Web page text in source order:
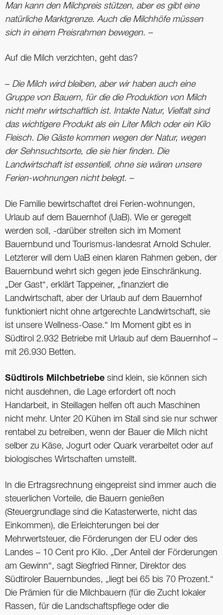
Man kann den Milchpreis stützen, aber es gibt eine
natürliche Marktgrenze. Auch die Milchhöfe müssen
sich in einem Preisrahmen bewegen. –
Auf die Milch verzichten, geht das?
– Die Milch wird bleiben, aber wir haben auch eine
Gruppe von Bauern, für die die Produktion von Milch
nicht mehr wirtschaftlich ist. Intakte Natur, Vielfalt sind
das wichtigere Produkt als ein Liter Milch oder ein Kilo
Fleisch. Die Gäste kommen wegen der Natur, wegen
der Sehnsuchtsorte, die sie hier finden. Die
Landwirtschaft ist essentiell, ohne sie wären unsere
Ferien-wohnungen nicht belegt. –
Die Familie bewirtschaftet drei Ferien-wohnungen,
Urlaub auf dem Bauernhof (UaB). Wie er geregelt
werden soll, -darüber streiten sich im Moment
Bauernbund und Tourismus-landesrat Arnold Schuler.
Letzterer will dem UaB einen klaren Rahmen geben, der
Bauernbund wehrt sich gegen jede Einschränkung.
„Der Gast“, erklärt Tappeiner, „finanziert die
Landwirtschaft, aber der Urlaub auf dem Bauernhof
funktioniert nicht ohne artgerechte Landwirtschaft, sie
ist unsere Wellness-Oase.“ Im Moment gibt es in
Südtirol 2.932 Betriebe mit Urlaub auf dem Bauernhof –
mit 26.930 Betten.
Südtirols Milchbetriebe sind klein, sie können sich
nicht ausdehnen, die Lage erfordert oft noch
Handarbeit, in Steillagen helfen oft auch Maschinen
nicht mehr. Unter 20 Kühen im Stall sind sie nur schwer
rentabel zu betreiben, wenn der Bauer die Milch nicht
selber zu Käse, Jogurt oder Quark verarbeitet oder auf
biologisches Wirtschaften umstellt.
In die Ertragsrechnung eingepreist sind immer auch die
steuerlichen Vorteile, die Bauern genießen
(Steuergrundlage sind die Katasterwerte, nicht das
Einkommen), die Erleichterungen bei der
Mehrwertsteuer, die Förderungen der EU oder des
Landes – 10 Cent pro Kilo. „Der Anteil der Förderungen
am Gewinn“, sagt Siegfried Rinner, Direktor des
Südtiroler Bauernbundes, „liegt bei 65 bis 70 Prozent.“
Die Prämien für die Milchbauern (für die Zucht lokaler
Rassen, für die Landschaftspflege oder die